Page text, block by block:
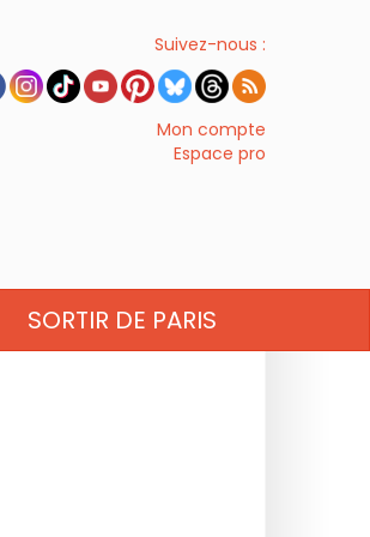
Suivez-nous :
Mon compte
Espace pro
SORTIR DE PARIS